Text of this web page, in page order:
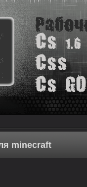
minecraft